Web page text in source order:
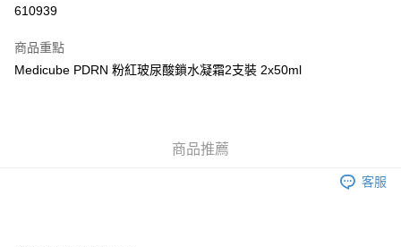
WeChat Pay
JD京東物流，訂單確認發貨後2-4個工作天送達
610939
商品重點
Medicube PDRN 粉紅玻尿酸鎖水凝霜2支裝 2x50ml
商品推薦
客服